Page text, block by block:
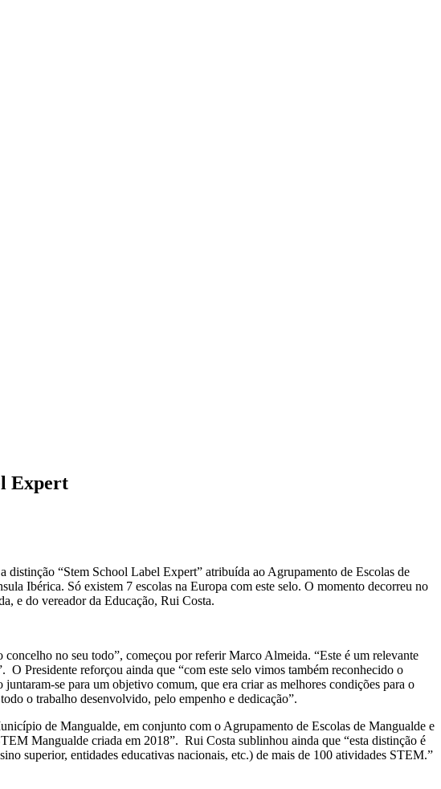
Expert
“Stem School Label Expert” atribuída ao Agrupamento de Escolas de
Ibérica. Só existem 7 escolas na Europa com este selo. O momento decorreu no
e do vereador da Educação, Rui Costa.
no seu todo”, começou por referir Marco Almeida. “Este é um relevante
Presidente reforçou ainda que “com este selo vimos também reconhecido o
se para um objetivo comum, que era criar as melhores condições para o
o trabalho desenvolvido, pelo empenho e dedicação”.
de Mangualde, em conjunto com o Agrupamento de Escolas de Mangualde e
Mangualde criada em 2018”. Rui Costa sublinhou ainda que “esta distinção é
superior, entidades educativas nacionais, etc.) de mais de 100 atividades STEM.”